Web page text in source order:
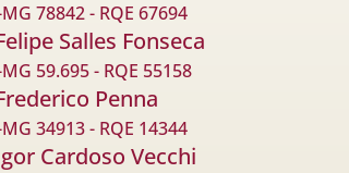
78842 - RQE 67694
Salles Fonseca
59.695 - RQE 55158
Penna
34913 - RQE 14344
Cardoso Vecchi